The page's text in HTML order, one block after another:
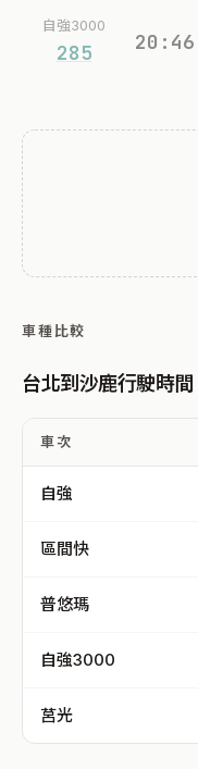
自強3000
285 20:46
車種比較
台北到沙鹿行駛時間
車次
自強
區間快
普悠瑪
自強3000
莒光